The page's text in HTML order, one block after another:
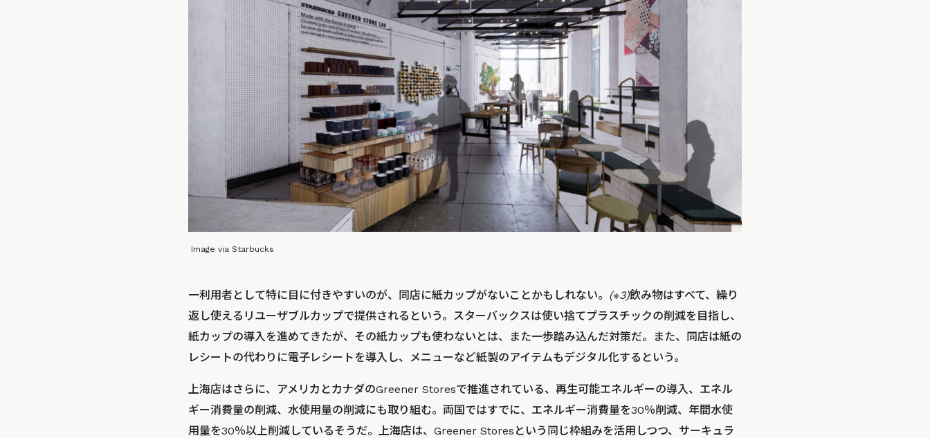
Image via Starbucks
一利用者として特に目に付きやすいのが、同店に紙カップがないことかもしれない。 (※3)飲み物はすべて、繰り
返し使えるリユーザブルカップで提供されるという。スターバックスは使い捨てプラスチックの削減を目指し、
紙カップの導入を進めてきたが、その紙カップも使わないとは、また一歩踏み込んだ対策だ。また、同店は紙の
レシートの代わりに電子レシートを導入し、メニューなど紙製のアイテムもデジタル化するという。
上海店はさらに、アメリカとカナダのGreener Storesで推進されている、再生可能エネルギーの導入、エネル
ギー消費量の削減、水使用量の削減にも取り組む。両国ではすでに、エネルギー消費量を30％削減、年間水使
用量を30％以上削減しているそうだ。上海店は、Greener Storesという同じ枠組みを活用しつつ、サーキュラ